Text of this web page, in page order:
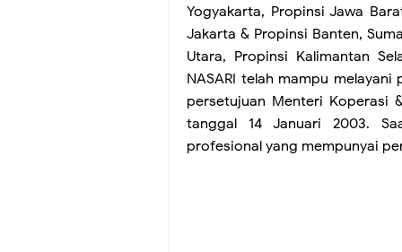
Yogyakarta, Propinsi Jawa
Jakarta & Propinsi Banten,
Utara, Propinsi Kalimantan
NASARI telah mampu
persetujuan Menteri Koperasi
tanggal 14 Januari 2003.
profesional yang mempunyai